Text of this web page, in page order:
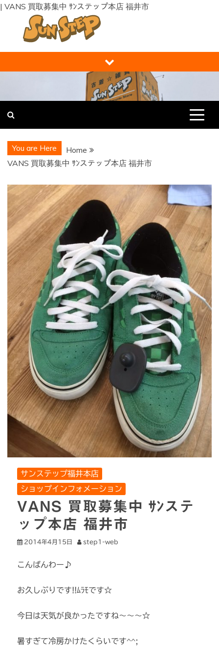
| VANS 買取募集中 ｻﾝステップ本店 福井市
to
福井の買取り・販売 サンステップ [
RECYCLE STORE ]
福井の買取販売ならサンステップへ。メンズ・レディース衣
類・ブランド品・バッグ・時計・家具・家電・ホビー・雑
You are Here
Home
VANS 買取募集中 ｻﾝステップ本店 福井市
サンステップ福井本店
ショップインフォメーション
VANS 買取募集中 ｻﾝステ
ップ本店 福井市
2014年4月15日 step1-web
こんばんわー♪
お久しぶりです!!ﾑﾗﾓです☆
今日は天気が良かったですね～～～☆
暑すぎて冷房かけたくらいです^^;